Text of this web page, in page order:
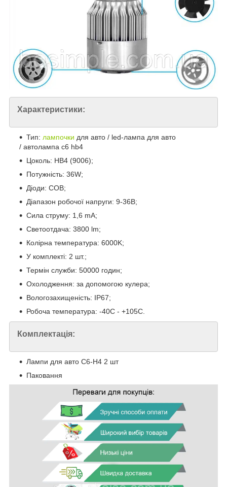
Характеристики:
Тип: лампочки для авто / led-лампа для авто
/ автолампа c6 hb4
Цоколь: HB4 (9006);
Потужність: 36W;
Діоди: COB;
Діапазон робочої напруги: 9-36В;
Сила струму: 1,6 mA;
Светоотдача: 3800 lm;
Колірна температура: 6000K;
У комплекті: 2 шт.;
Термін служби: 50000 годин;
Охолодження: за допомогою кулера;
Вологозахищеність: IP67;
Робоча температура: -40С - +105С.
Комплектація:
Лампи для авто C6-H4 2 шт
Паковання